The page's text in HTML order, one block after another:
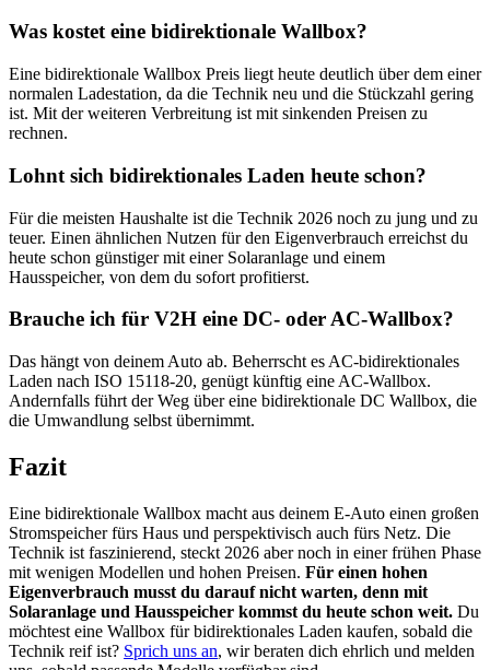
Was kostet eine bidirektionale Wallbox?
Eine bidirektionale Wallbox Preis liegt heute deutlich über dem einer
normalen Ladestation, da die Technik neu und die Stückzahl gering
ist. Mit der weiteren Verbreitung ist mit sinkenden Preisen zu
rechnen.
Lohnt sich bidirektionales Laden heute schon?
Für die meisten Haushalte ist die Technik 2026 noch zu jung und zu
teuer. Einen ähnlichen Nutzen für den Eigenverbrauch erreichst du
heute schon günstiger mit einer Solaranlage und einem
Hausspeicher, von dem du sofort profitierst.
Brauche ich für V2H eine DC- oder AC-Wallbox?
Das hängt von deinem Auto ab. Beherrscht es AC-bidirektionales
Laden nach ISO 15118-20, genügt künftig eine AC-Wallbox.
Andernfalls führt der Weg über eine bidirektionale DC Wallbox, die
die Umwandlung selbst übernimmt.
Fazit
Eine bidirektionale Wallbox macht aus deinem E-Auto einen großen
Stromspeicher fürs Haus und perspektivisch auch fürs Netz. Die
Technik ist faszinierend, steckt 2026 aber noch in einer frühen Phase
mit wenigen Modellen und hohen Preisen. Für einen hohen
Eigenverbrauch musst du darauf nicht warten, denn mit
Solaranlage und Hausspeicher kommst du heute schon weit. Du
möchtest eine Wallbox für bidirektionales Laden kaufen, sobald die
Technik reif ist? Sprich uns an, wir beraten dich ehrlich und melden